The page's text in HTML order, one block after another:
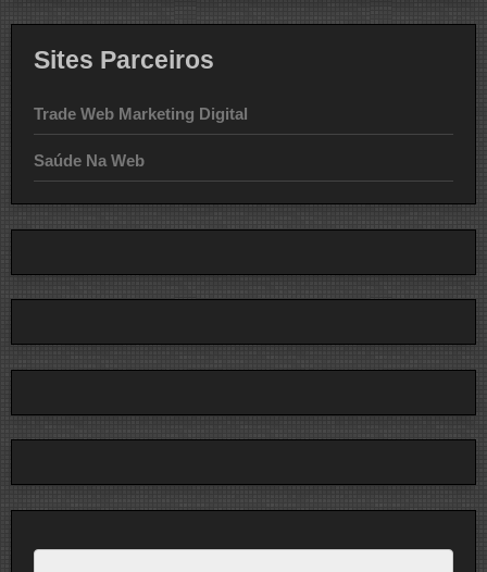
Sites Parceiros
Trade Web Marketing Digital
Saúde Na Web